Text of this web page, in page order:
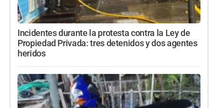
Incidentes durante la protesta contra la Ley de
Propiedad Privada: tres detenidos y dos agentes
heridos